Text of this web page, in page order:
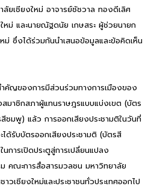
เชียงใหม่ อาจารย์ชัชวาล ทองดีเลิศ
หม่ และนายณัฐดนัย เกษสระ ผู้ช่วยนายก
ม่ ซึ่งได้ร่วมกันนำเสนอข้อมูลและข้อคิดเห็น
ำคัญของการมีส่วนร่วมทางการเมืองของ
มาชิกสภาผู้แทนราษฎรแบบแบ่งเขต (บัตร
ชมพู) แล้ว การออกเสียงประชามติในวันที่
ด้รับบัตรออกเสียงประชามติ (บัตรสี
การเปิดประตูสู่การเปลี่ยนแปลง
ม คณะการสื่อสารมวลชน มหาวิทยาลัย
เชียงใหม่และประชาชนทั่วประเทศออกไป